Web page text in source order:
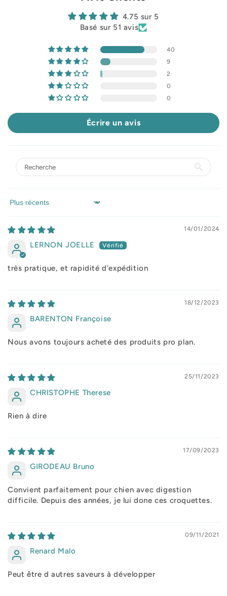
4.75 sur 5
Basé sur 51 avis
40
9
2
0
0
Écrire un avis
Sort by
14/01/2024
LERNON JOELLE
très pratique, et rapidité d'expédition
18/12/2023
BARENTON Françoise
Nous avons toujours acheté des produits pro plan.
25/11/2023
CHRISTOPHE Therese
Rien à dire
17/09/2023
GIRODEAU Bruno
Convient parfaitement pour chien avec digestion
difficile. Depuis des années, je lui done ces croquettes.
09/11/2021
Renard Malo
Peut être d autres saveurs à développer